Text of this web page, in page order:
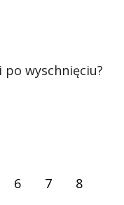
wyschnięciu?
6 7
8